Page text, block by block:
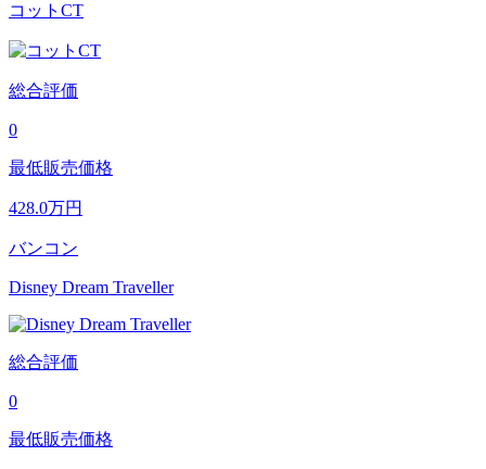
コットCT
総合評価
0
最低販売価格
428.0万円
バンコン
Disney Dream Traveller
総合評価
0
最低販売価格